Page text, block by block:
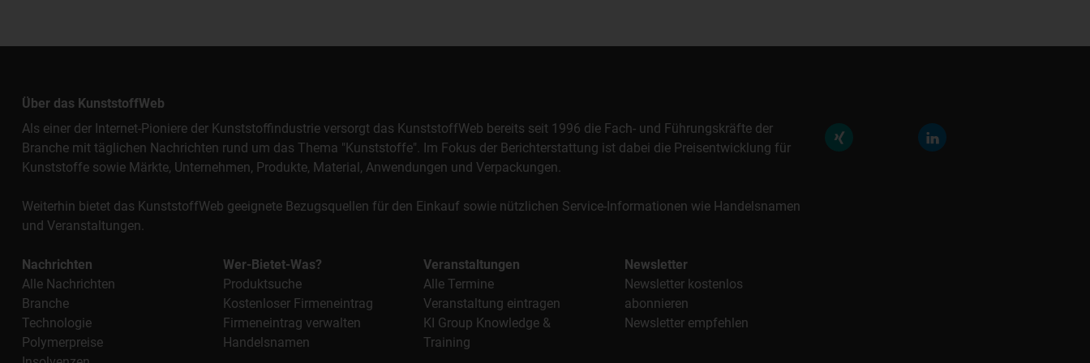
Über das KunststoffWeb
Als einer der Internet-Pioniere der Kunststoffindustrie versorgt das KunststoffWeb bereits seit 1996 die Fach- und Führungskräfte der
Branche mit täglichen Nachrichten rund um das Thema "Kunststoffe". Im Fokus der Berichterstattung ist dabei die Preisentwicklung für
Kunststoffe sowie Märkte, Unternehmen, Produkte, Material, Anwendungen und Verpackungen.
Weiterhin bietet das KunststoffWeb geeignete Bezugsquellen für den Einkauf sowie nützlichen Service-Informationen wie Handelsnamen
und Veranstaltungen.
Nachrichten
Alle Nachrichten
Branche
Technologie
Polymerpreise
Wer-Bietet-Was?
Produktsuche
Kostenloser Firmeneintrag
Firmeneintrag verwalten
Handelsnamen
Veranstaltungen
Alle Termine
Veranstaltung eintragen
KI Group Knowledge &
Training
Newsletter
Newsletter kostenlos
abonnieren
Newsletter empfehlen